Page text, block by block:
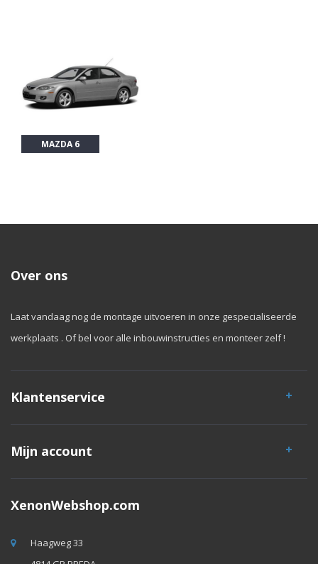
MAZDA 6
Over ons
Laat vandaag nog de montage uitvoeren in onze gespecialiseerde
werkplaats . Of bel voor alle inbouwinstructies en monteer zelf !
Klantenservice
Mijn account
XenonWebshop.com
Haagweg 33